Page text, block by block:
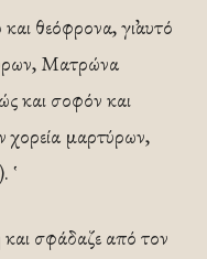
θεόφρονα, γι᾽αυτό
Ματρώνα
και σοφόν και
χορεία μαρτύρων,
῾
σφάδαζε από τον